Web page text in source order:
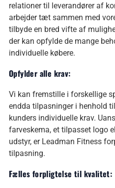
relationer til leverandører af
arbejder tæt sammen med
tilbyde en bred vifte af
der kan opfylde de mange
individuelle købere.
Opfylder alle krav:
Vi kan fremstille i forskellige
endda tilpasninger i henhold
kunders individuelle krav.
farveskema, et tilpasset logo
udstyr, er Leadman Fitness
tilpasning.
Fælles forpligtelse til kvalitet: